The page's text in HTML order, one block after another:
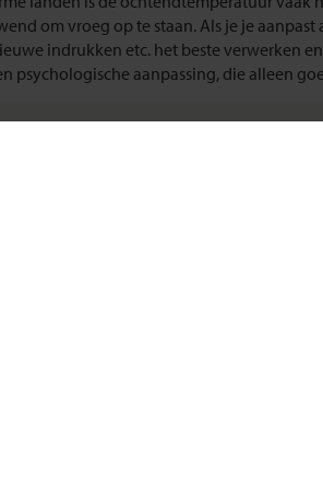
om vroeg op te staan. Als je je
indrukken etc. het beste verwerken
psychologische aanpassing, die alleen